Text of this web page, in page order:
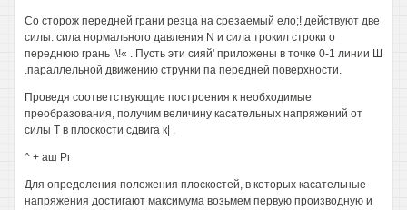
Со сторож передней грани резца на срезаемый ело;! действуют две
силы: сила нормального давления N и сила трокил строки о
переднюю грань |\!« . Пусть эти сияй' приложены в точке 0-1 линии Ш
.параллельной движению струнки па передней поверхности.
Проведя соответствующие построения к необходимые
преобразования, получим величину касательных напряжений от
силы Т в плоскости сдвига к| .
^ + аш Рг
Для определения положения плоскостей, в которых касательные
напряжения достигают максимума возьмем первую производную и